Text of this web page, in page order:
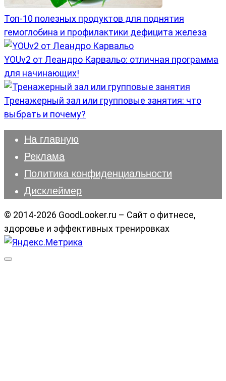
Топ-10 полезных продуктов для поднятия
гемоглобина и профилактики дефицита железа
YOUv2 от Леандро Карвальо: отличная программа
для начинающих!
Тренажерный зал или групповые занятия: что
выбрать и почему?
На главную
Реклама
Политика конфиденциальности
Дисклеймер
© 2014-2026 GoodLooker.ru – Сайт о фитнесе,
здоровье и эффективных тренировках